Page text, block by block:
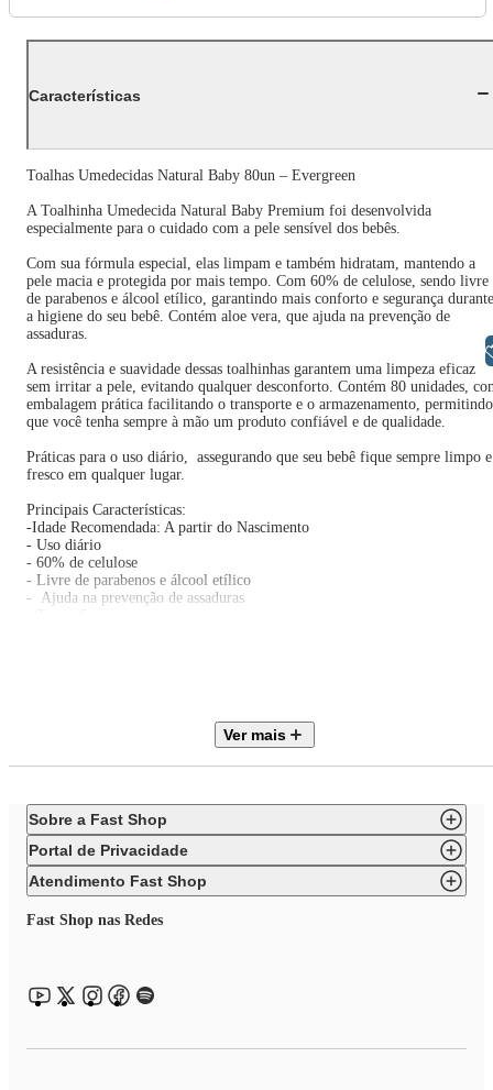
Características
Toalhas Umedecidas Natural Baby 80un – Evergreen
A Toalhinha Umedecida Natural Baby Premium foi desenvolvida
especialmente para o cuidado com a pele sensível dos bebês.
Com sua fórmula especial, elas limpam e também hidratam, mantendo a
pele macia e protegida por mais tempo. Com 60% de celulose, sendo livre
de parabenos e álcool etílico, garantindo mais conforto e segurança durante
a higiene do seu bebê. Contém aloe vera, que ajuda na prevenção de
assaduras.
A resistência e suavidade dessas toalhinhas garantem uma limpeza eficaz
sem irritar a pele, evitando qualquer desconforto. Contém 80 unidades,
embalagem prática facilitando o transporte e o armazenamento, permitindo
que você tenha sempre à mão um produto confiável e de qualidade.
Práticas para o uso diário, assegurando que seu bebê fique sempre limpo e
fresco em qualquer lugar.
Principais Características:
-Idade Recomendada: A partir do Nascimento
- Uso diário
- 60% de celulose
- Livre de parabenos e álcool etílico
- Ajuda na prevenção de assaduras
- Garantia: 24 meses (Contra defeitos de Fabricação pelo fabricante)
Imagens meramente ilustrativas, as cores e estampas podem variar de
com o lote do fabricante.
Ver mais
Sobre a Fast Shop
Portal de Privacidade
Atendimento Fast Shop
Fast Shop nas Redes